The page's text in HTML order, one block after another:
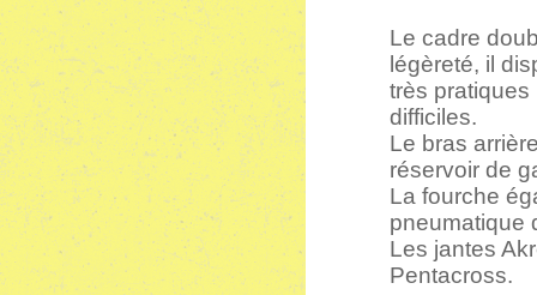
Le cadre
légèreté, il
très
difficiles.
Le bras
réservoir de
La fourche
pneumatique
Les jantes
Pentacross.